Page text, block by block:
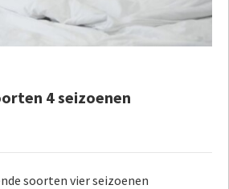
4 seizoenen
soorten vier seizoenen